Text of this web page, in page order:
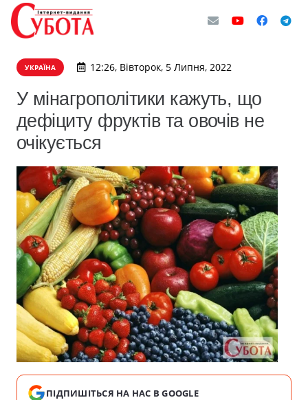
УКРАЇНА 12:26, Вівторок, 5 Липня, 2022
У мінагрополітики кажуть, що
дефіциту фруктів та овочів не
очікується
ПІДПИШІТЬСЯ НА НАС В GOOGLE